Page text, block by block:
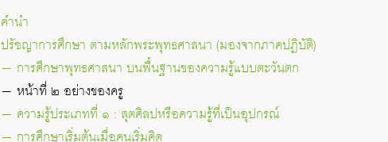
คำนำ
ปรัชญาการศึกษา ตามหลักพระพุทธศาสนา (มองจากภาคปฏิบัติ)
— การศึกษาพุทธศาสนา บนพื้นฐานของความรู้แบบตะวันตก
— หน้าที่ ๒ อย่างของครู
— ความรู้ประเภทที่ ๑ : สุตศิลปหรือความรู้ที่เป็นอุปกรณ์
— การศึกษาเริ่มต้นเมื่อคนเริ่มคิด